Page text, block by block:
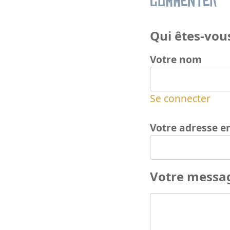
Qui êtes-
Votre nom
Se connecter
Votre adresse
Votre